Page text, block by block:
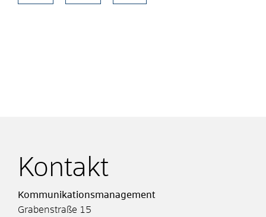
Kontakt
Kommunikationsmanagement
Grabenstraße 15